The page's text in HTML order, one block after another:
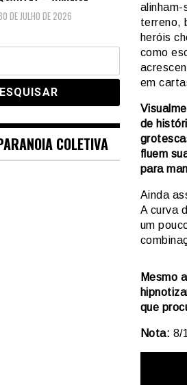
terreno,
heróis
como
em
de
fluem
para
Ainda
A curva
um
Mesmo
que
Nota: 8/
DE JULHO DE 2026
COLETIVA